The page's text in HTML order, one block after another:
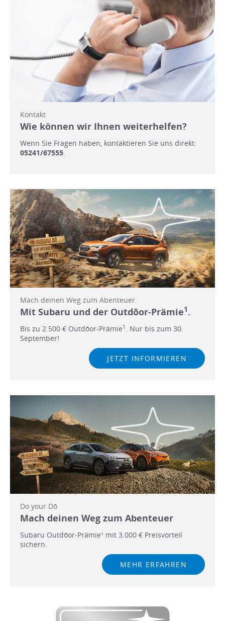
Kontakt
Wie können wir Ihnen weiterhelfen?
Wenn Sie Fragen haben, kontaktieren Sie uns direkt:
05241/67555.
Mach deinen Weg zum Abenteuer.
Mit Subaru und der Outdōor-Prämie1.
Bis zu 2.500 € Outdōor-Prämie1 . Nur bis zum 30.
September!
JETZT INFORMIEREN
Do your Dō
Mach deinen Weg zum Abenteuer
Subaru Outdōor-Prämie¹ mit 3.000 € Preisvorteil
sichern.
MEHR ERFAHREN